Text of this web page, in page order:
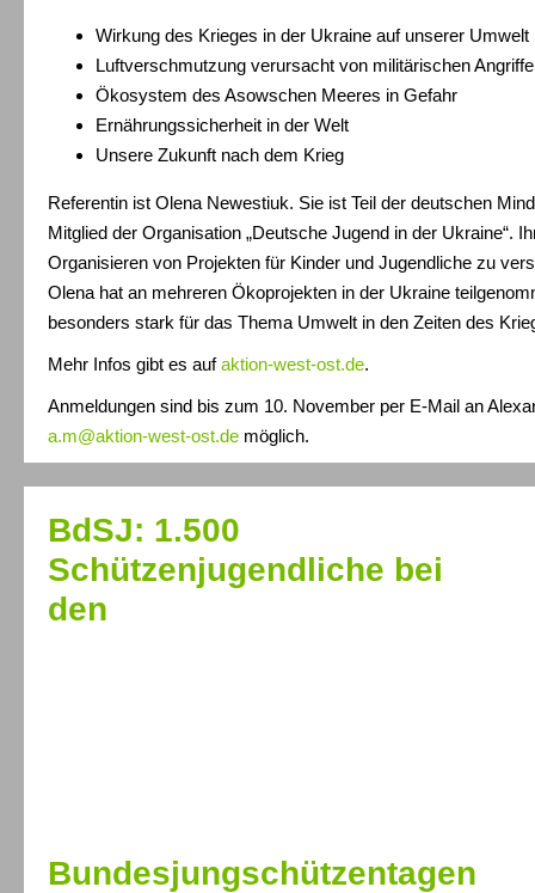
Wirkung des Krieges in der Ukraine auf unserer Umwelt
Luftverschmutzung verursacht von militärischen
Ökosystem des Asowschen Meeres in Gefahr
Ernährungssicherheit in der Welt
Unsere Zukunft nach dem Krieg
Referentin ist Olena Newestiuk. Sie ist Teil der deutschen
Mitglied der Organisation „Deutsche Jugend in der Ukraine“.
Organisieren von Projekten für Kinder und Jugendliche zu
Olena hat an mehreren Ökoprojekten in der Ukraine
besonders stark für das Thema Umwelt in den Zeiten des
Mehr Infos gibt es aufaktion-west-ost.de.
Anmeldungen sind bis zum 10. November per E-Mail an
a.m@aktion-west-ost.de möglich.
BdSJ: 1.500
Schützenjugendliche bei
den
Bundesjungschützentagen